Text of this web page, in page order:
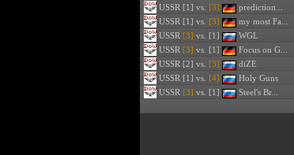
USSR [1] vs. [3]
prediction...
USSR [1] vs. [3]
my most Fa...
USSR [3] vs. [1]
WGL
USSR [3] vs. [1]
Focus on G...
USSR [2] vs. [3]
diZE
USSR [1] vs. [4]
Holy Guns
USSR [3] vs. [1] Steel's Br...